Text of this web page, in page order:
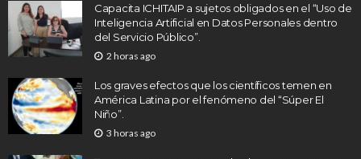
Capacita ICHITAIP a sujetos obligados en el “Uso de
Inteligencia Artificial en Datos Personales dentro
del Servicio Público”.
2 horas ago
Los graves efectos que los científicos temen en
América Latina por el fenómeno del “Súper El
Niño”.
3 horas ago